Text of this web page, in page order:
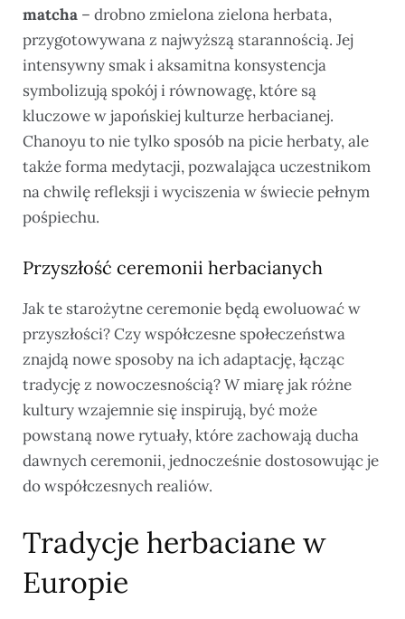
matcha – drobno zmielona zielona herbata,
przygotowywana z najwyższą starannością. Jej
intensywny smak i aksamitna konsystencja
symbolizują spokój i równowagę, które są
kluczowe w japońskiej kulturze herbacianej.
Chanoyu to nie tylko sposób na picie herbaty, ale
także forma medytacji, pozwalająca uczestnikom
na chwilę refleksji i wyciszenia w świecie pełnym
pośpiechu.
Przyszłość ceremonii herbacianych
Jak te starożytne ceremonie będą ewoluować w
przyszłości? Czy współczesne społeczeństwa
znajdą nowe sposoby na ich adaptację, łącząc
tradycję z nowoczesnością? W miarę jak różne
kultury wzajemnie się inspirują, być może
powstaną nowe rytuały, które zachowają ducha
dawnych ceremonii, jednocześnie dostosowując je
do współczesnych realiów.
Tradycje herbaciane w
Europie